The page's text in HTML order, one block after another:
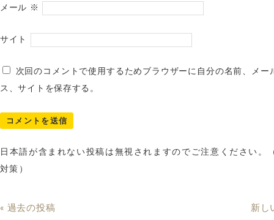
メール ※
サイト
次回のコメントで使用するためブラウザーに自分の名前、メー
ス、サイトを保存する。
日本語が含まれない投稿は無視されますのでご注意ください。
対策）
« 過去の投稿 新し